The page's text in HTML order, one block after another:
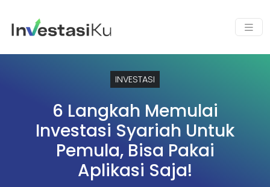
INVESTASI
6 Langkah Memulai
Investasi Syariah Untuk
Pemula, Bisa Pakai
Aplikasi Saja!